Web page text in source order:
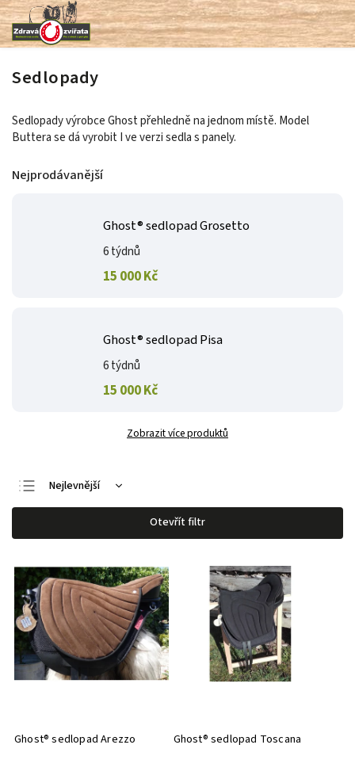
Sedlopady
Sedlopady výrobce Ghost přehledně na jednom místě. Model
Buttera se dá vyrobit I ve verzi sedla s panely.
Nejprodávanější
Ghost® sedlopad Grosetto
6 týdnů
15 000 Kč
Ghost® sedlopad Pisa
6 týdnů
15 000 Kč
Zobrazit více produktů
Nejlevnější
Nejdražší
Nejprodávanější
Otevřít filtr
Ghost® sedlopad Arezzo
Ghost® sedlopad Toscana